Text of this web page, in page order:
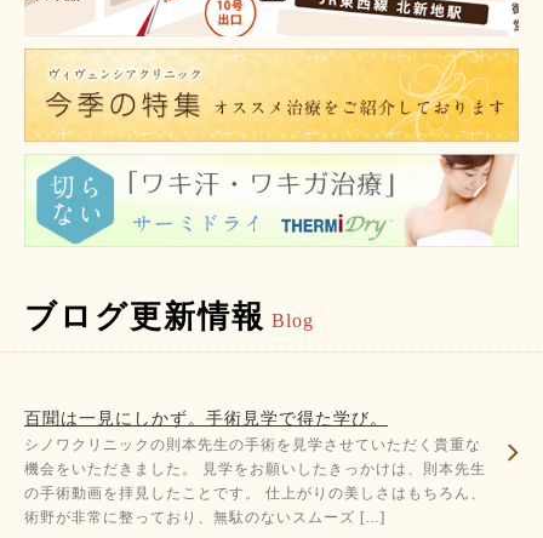
ブログ更新情報 Blog
百聞は一見にしかず。手術見学で得た学び。
シノワクリニックの則本先生の手術を見学させていただく貴重な
機会をいただきました。 見学をお願いしたきっかけは、則本先生
の手術動画を拝見したことです。 仕上がりの美しさはもちろん、
術野が非常に整っており、無駄のないスムーズ […]